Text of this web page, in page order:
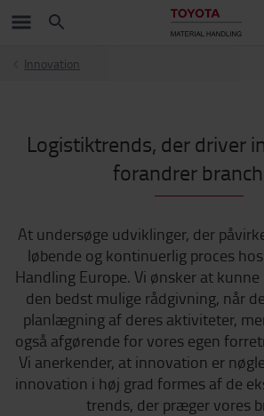
Innovation
Logistiktrends, der driver
forandrer
At undersøge udviklinger, der
løbende og kontinuerlig proces
Handling Europe. Vi ønsker at
den bedst mulige rådgivning, når
planlægning af deres aktiviteter,
også afgørende for vores egen
Vi anerkender, at innovation er
innovation i høj grad formes af de
trends, der præger vores